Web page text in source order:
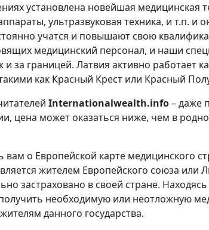
установлена новейшая медицинская
ультразвуковая техника, и т.п. и
учатся и повышают свою
медицинский персонал, и наши
за границей. Латвия активно работает
как Красный Крест или Красный
Internationalwealth.info– даже
цена может оказаться ниже, чем в
о Европейской карте медицинского
жителем Европейского союза или
застраховано в своей стране.
необходимую или неотложную
данного государства.